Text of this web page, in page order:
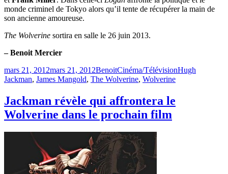
monde criminel de Tokyo alors qu’il tente de récupérer la main de
son ancienne amoureuse.
The Wolverine sortira en salle le 26 juin 2013.
– Benoit Mercier
Publié
le
mars 21, 2012mars 21, 2012BenoitCatégories
Cinéma/TélévisionÉtiquettes
Hugh
Jackman, James Mangold, The Wolverine, Wolverine
Jackman révèle qui affrontera le
Wolverine dans le prochain film